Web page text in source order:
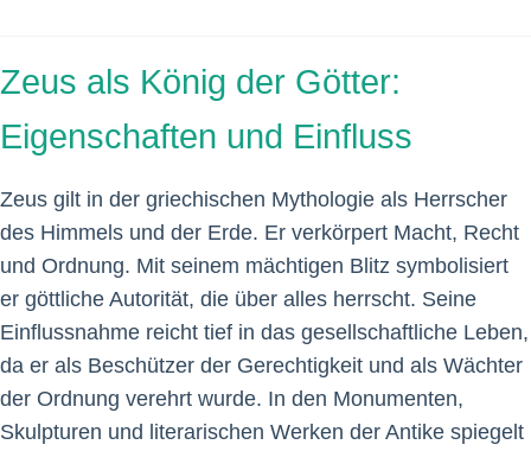
Zeus als König der Götter:
Eigenschaften und Einfluss
Zeus gilt in der griechischen Mythologie als Herrscher
des Himmels und der Erde. Er verkörpert Macht, Recht
und Ordnung. Mit seinem mächtigen Blitz symbolisiert
er göttliche Autorität, die über alles herrscht. Seine
Einflussnahme reicht tief in das gesellschaftliche Leben,
da er als Beschützer der Gerechtigkeit und als Wächter
der Ordnung verehrt wurde. In den Monumenten,
Skulpturen und literarischen Werken der Antike spiegelt